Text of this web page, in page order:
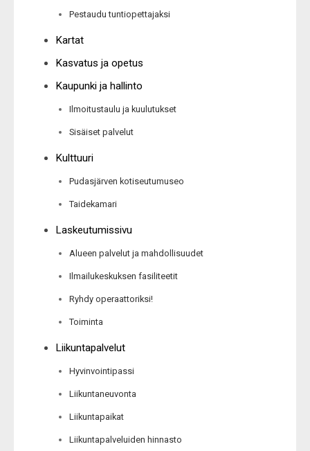
Pestaudu tuntiopettajaksi
Kartat
Kasvatus ja opetus
Kaupunki ja hallinto
Ilmoitustaulu ja kuulutukset
Sisäiset palvelut
Kulttuuri
Pudasjärven kotiseutumuseo
Taidekamari
Laskeutumissivu
Alueen palvelut ja mahdollisuudet
Ilmailukeskuksen fasiliteetit
Ryhdy operaattoriksi!
Toiminta
Liikuntapalvelut
Hyvinvointipassi
Liikuntaneuvonta
Liikuntapaikat
Liikuntapalveluiden hinnasto